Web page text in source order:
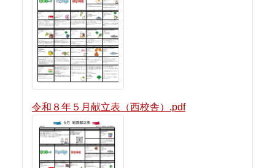
令和８年５月献立表（西校舎）.pdf